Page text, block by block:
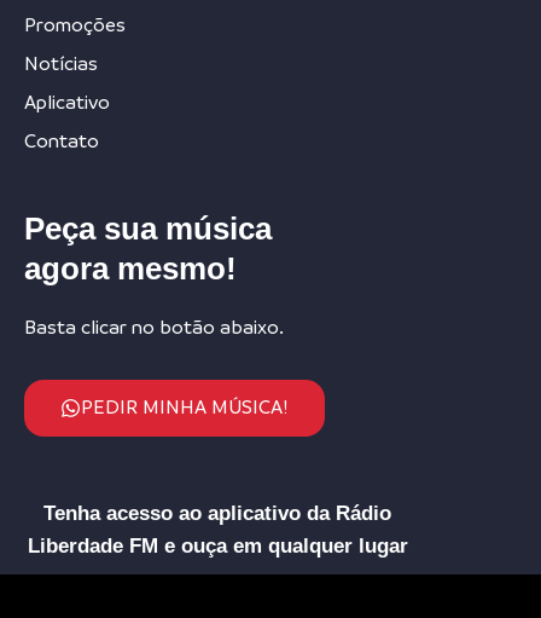
Promoções
Notícias
Aplicativo
Contato
Peça sua música
agora mesmo!
Basta clicar no botão abaixo.
PEDIR MINHA MÚSICA!
Tenha acesso ao aplicativo da Rádio
Liberdade FM e ouça em qualquer lugar